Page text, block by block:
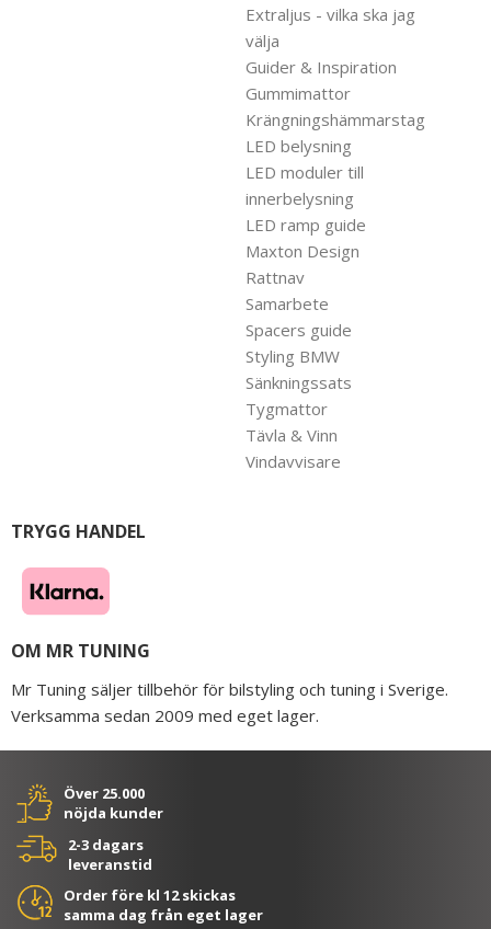
Extraljus - vilka ska jag
välja
Guider & Inspiration
Gummimattor
Krängningshämmarstag
LED belysning
LED moduler till
innerbelysning
LED ramp guide
Maxton Design
Rattnav
Samarbete
Spacers guide
Styling BMW
Sänkningssats
Tygmattor
Tävla & Vinn
Vindavvisare
TRYGG HANDEL
OM MR TUNING
Mr Tuning säljer tillbehör för bilstyling och tuning i Sverige.
Verksamma sedan 2009 med eget lager.
Över 25.000
nöjda kunder
2-3 dagars
leveranstid
Order före kl 12 skickas
samma dag från eget lager